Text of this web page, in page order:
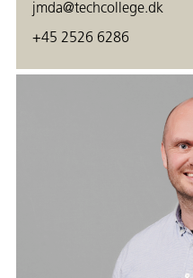
jmda@techcollege.dk
+45 2526 6286